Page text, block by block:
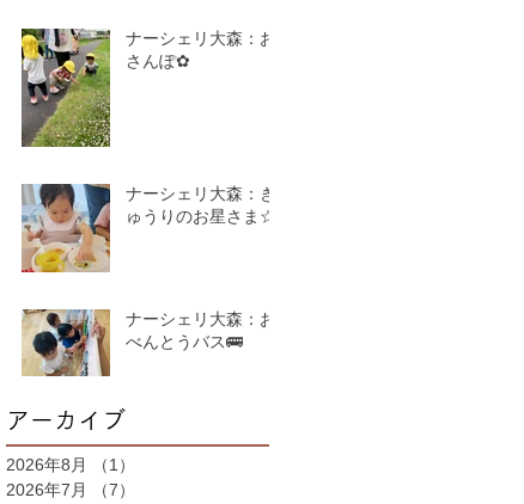
ナーシェリ大森：お
さんぽ✿
ナーシェリ大森：き
ゅうりのお星さま☆
ナーシェリ大森：お
べんとうバス🚌
アーカイブ
2026年8月 （1）
2026年7月
（7）